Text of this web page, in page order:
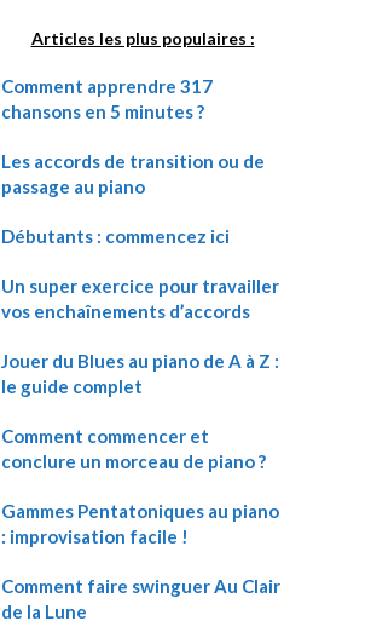
Articles les plus populaires :
Comment apprendre 317
chansons en 5 minutes ?
Les accords de transition ou de
passage au piano
Débutants : commencez ici
Un super exercice pour travailler
vos enchaînements d’accords
Jouer du Blues au piano de A à Z :
le guide complet
Comment commencer et
conclure un morceau de piano ?
Gammes Pentatoniques au piano
: improvisation facile !
Comment faire swinguer Au Clair
de la Lune